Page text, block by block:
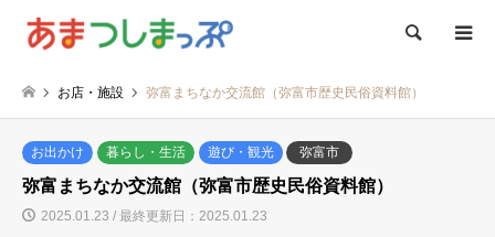
検索
お店・施設 弥富まちなか交流館（弥富市歴史民俗資料館）
お出かけ 暮らし・生活 遊び・観光 弥富市
弥富まちなか交流館（弥富市歴史民俗資料館）
2025.01.23 / 最終更新日：2025.01.23